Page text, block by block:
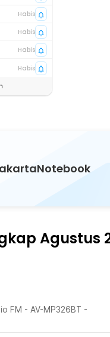
Habis
Habis
Habis
Habis
Agustus
FM - AV-MP326BT -